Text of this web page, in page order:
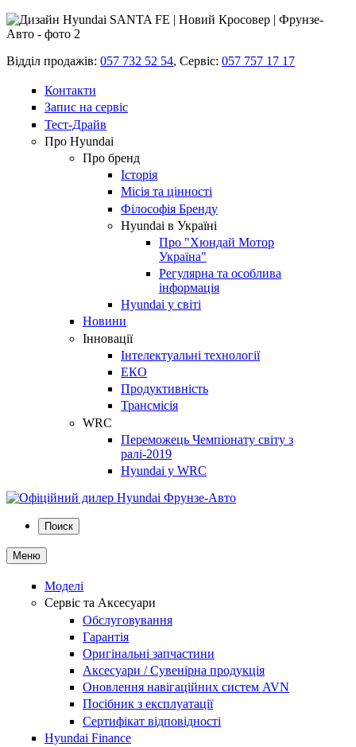
Відділ продажів: 057 732 52 54, Сервіс: 057 757 17 17
Контакти
Запис на сервіс
Тест-Драйв
Про Hyundai
Про бренд
Історія
Місія та цінності
Філософія Бренду
Hyundai в Україні
Про "Хюндай Мотор
Україна"
Регулярна та особлива
інформація
Hyundai у світі
Новини
Інновації
Інтелектуальні технології
ЕКО
Продуктивність
Трансмісія
WRC
Переможець Чемпіонату світу з
ралі-2019
Hyundai у WRC
Поиск
Меню
Моделі
Сервіс та Аксесуари
Обслуговування
Гарантія
Оригінальні запчастини
Аксесуари / Сувенірна продукція
Оновлення навігаційних систем AVN
Посібник з експлуатації
Сертифікат відповідності
Hyundai Finance